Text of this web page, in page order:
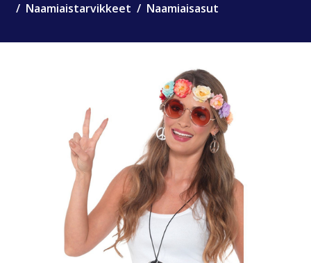
Naamiaistarvikkeet Naamiaisasut